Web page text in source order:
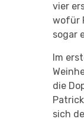
vier
wofür
sogar
Im
die
sich